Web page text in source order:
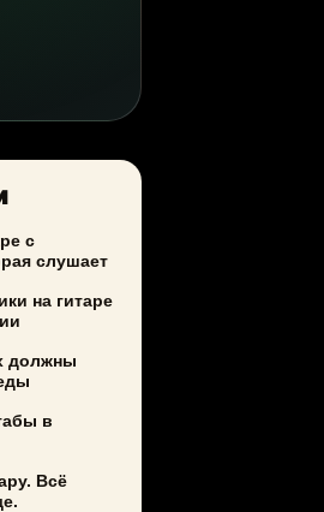
с
слушает
на гитаре
должны
в
Всё